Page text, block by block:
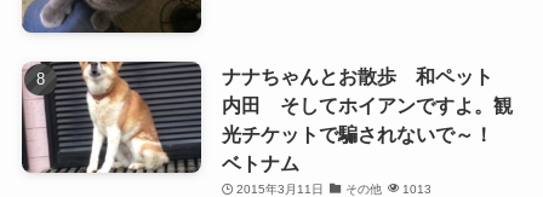
ナナちゃんとお散歩 和ペット
内田 そしてホイアンですよ。観
光チケットで騙されないで～！
ベトナム
2015年3月11日 その他 1013